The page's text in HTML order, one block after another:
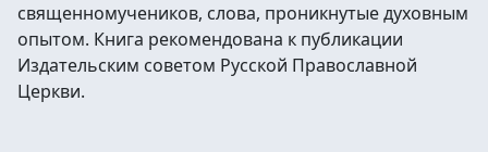
священномучеников, слова, проникнутые духовным
опытом. Книга рекомендована к публикации
Издательским советом Русской Православной
Церкви.